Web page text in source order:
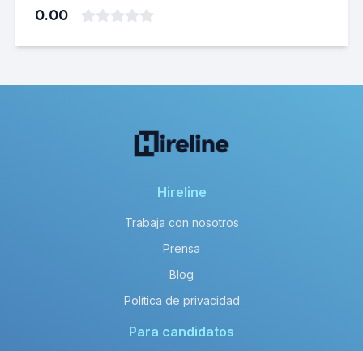
0.00
Hireline
Trabaja con nosotros
Prensa
Blog
Política de privacidad
Para candidatos